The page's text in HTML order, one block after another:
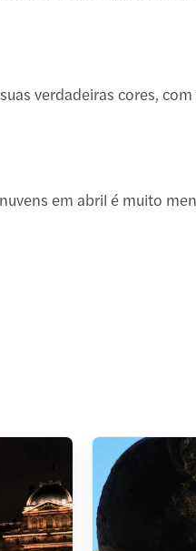
verdadeiras cores,
em abril é muito